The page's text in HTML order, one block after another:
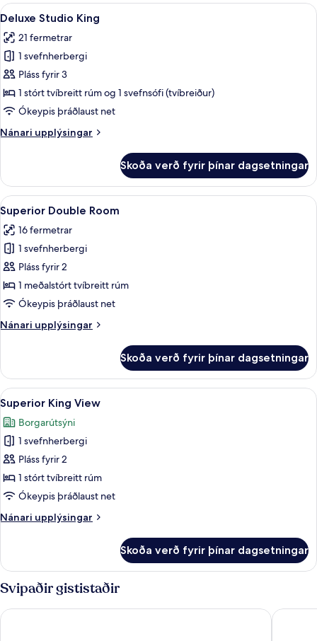
Skoða
allar
myndir
fyrir
Deluxe
Studio
King
Deluxe Studio King | Rúmföt af
5
Deluxe Studio King
21 fermetrar
1 svefnherbergi
Pláss fyrir 3
1 stórt tvíbreitt rúm og 1 svefnsófi (tvíbreiður)
Ókeypis þráðlaust net
Nánari upplýsingar
Nánari
Studio
King
Skoða verð fyrir þínar dagsetningar
Skoða
allar
myndir
fyrir
Superior
Double
Room
Superior Double Room | Rúmföt af
5
Superior Double Room
16 fermetrar
1 svefnherbergi
Pláss fyrir 2
1 meðalstórt tvíbreitt rúm
Ókeypis þráðlaust net
Nánari upplýsingar
Nánari
Double
Room
Skoða verð fyrir þínar dagsetningar
Skoða
allar
myndir
fyrir
Superior
King
View
Superior King View | Rúmföt af
5
Superior King View
Borgarútsýni
1 svefnherbergi
Pláss fyrir 2
1 stórt tvíbreitt rúm
Ókeypis þráðlaust net
Nánari upplýsingar
Nánari
King
View
Skoða verð fyrir þínar dagsetningar
Svipaðir gististaðir
The Royal Horseguards, London STG